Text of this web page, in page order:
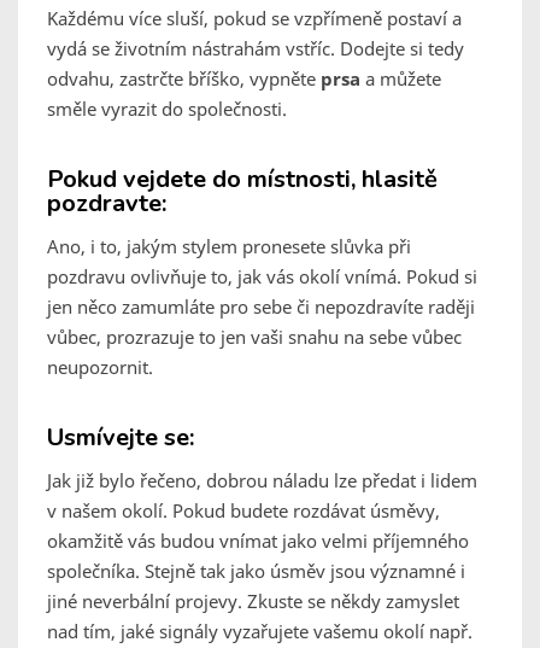
Každému více sluší, pokud se vzpřímeně postaví a
vydá se životním nástrahám vstříc. Dodejte si tedy
odvahu, zastrčte bříško, vypněte prsa a můžete
směle vyrazit do společnosti.
Pokud vejdete do místnosti, hlasitě
pozdravte:
Ano, i to, jakým stylem pronesete slůvka při
pozdravu ovlivňuje to, jak vás okolí vnímá. Pokud si
jen něco zamumláte pro sebe či nepozdravíte raději
vůbec, prozrazuje to jen vaši snahu na sebe vůbec
neupozornit.
Usmívejte se:
Jak již bylo řečeno, dobrou náladu lze předat i lidem
v našem okolí. Pokud budete rozdávat úsměvy,
okamžitě vás budou vnímat jako velmi příjemného
společníka. Stejně tak jako úsměv jsou významné i
jiné neverbální projevy. Zkuste se někdy zamyslet
nad tím, jaké signály vyzařujete vašemu okolí např.